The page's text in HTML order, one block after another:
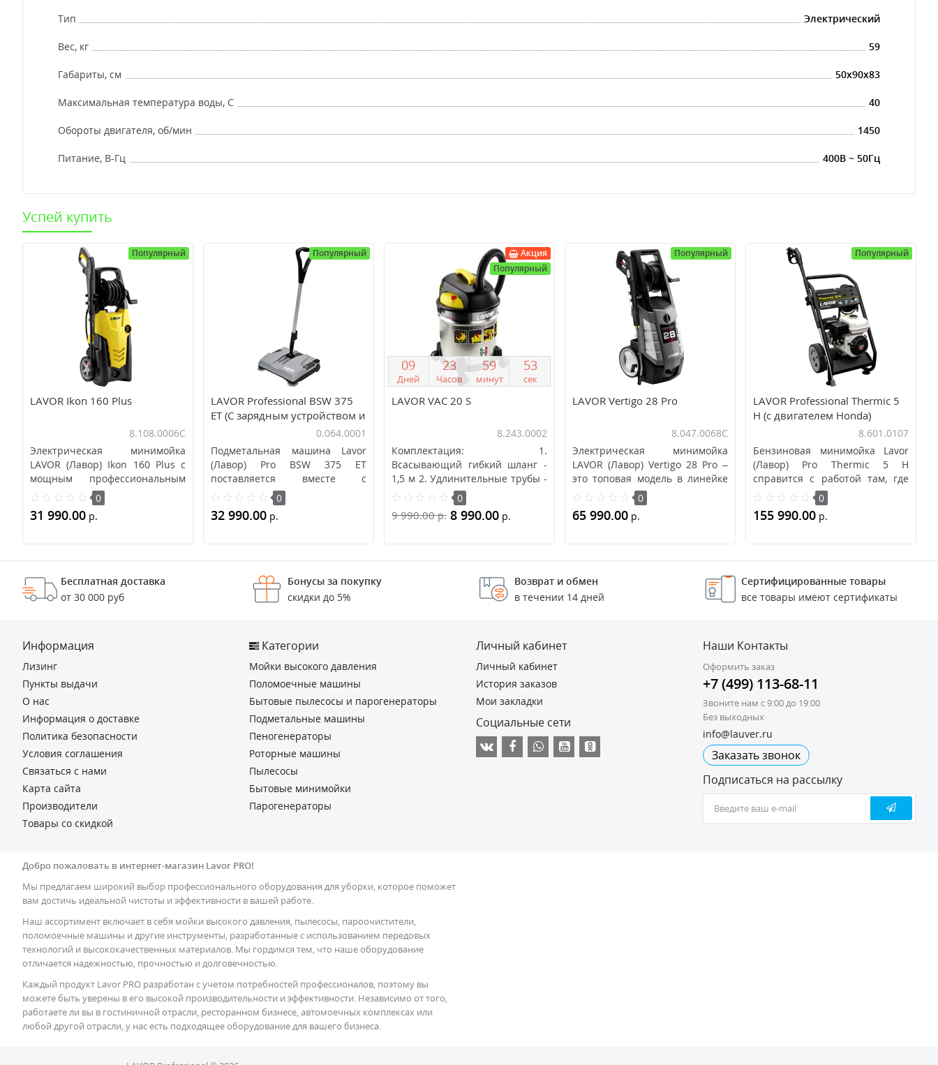
Тип Электрический
Вес, кг 59
Габариты, см 50x90x83
Максимальная температура воды, С 40
Обороты двигателя, об/мин 1450
Питание, В-Гц 400В ~ 50Гц
Успей купить
Популярный
LAVOR Ikon 160 Plus
8.108.0006C
Электрическая минимойка
LAVOR (Лавор) Ikon 160 Plus с
мощным профессиональным
индукционным дви..
0
31 990.00 р.
Популярный
LAVOR Professional BSW 375
ET (С зарядным устройством и
0.064.0001
Подметальная машина Lavor
(Лавор) Pro BSW 375 ET
поставляется вместе с
аккумулятором и зарядным
0
32 990.00 р.
Акция
Популярный
09
Дней
23
Часов
59
минут
53
сек
LAVOR VAC 20 S
8.243.0002
Комплектация: 1.
Всасывающий гибкий шланг -
1,5 м 2. Удлинительные трубы -
2 шт. х 0,45 м 3. Универ..
0
9 990.00р. 8 990.00 р.
Популярный
LAVOR Vertigo 28 Pro
8.047.0068C
Электрическая минимойка
LAVOR (Лавор) Vertigo 28 Pro –
это топовая модель в линейке
бытовых моек ко..
0
65 990.00 р.
Популярный
LAVOR Professional Thermic 5
H (с двигателем Honda)
8.601.0107
Бензиновая минимойка Lavor
(Лавор) Pro Thermic 5 H
справится с работой там, где
недоступно подключе..
0
155 990.00 р.
Бесплатная доставка
от 30 000 руб
Бонусы за покупку
скидки до 5%
Возврат и обмен
в течении 14 дней
Сертифицированные товары
все товары имеют сертификаты
Информация
Лизинг
Пункты выдачи
О нас
Информация о доставке
Политика безопасности
Условия соглашения
Связаться с нами
Карта сайта
Производители
Товары со скидкой
Категории
Мойки высокого давления
Поломоечные машины
Бытовые пылесосы и парогенераторы
Подметальные машины
Пеногенераторы
Роторные машины
Пылесосы
Бытовые минимойки
Парогенераторы
Личный кабинет
Личный кабинет
История заказов
Мои закладки
Социальные сети
Наши Контакты
Оформить заказ
+7 (499) 113-68-11
Звоните нам с 9:00 до 19:00
Без выходных
info@lauver.ru
Заказать звонок
Подписаться на рассылку
Добро пожаловать в интернет-магазин Lavor PRO!
Мы предлагаем широкий выбор профессионального оборудования для уборки, которое поможет
вам достичь идеальной чистоты и эффективности в вашей работе.
Наш ассортимент включает в себя мойки высокого давления, пылесосы, пароочистители,
поломоечные машины и другие инструменты, разработанные с использованием передовых
технологий и высококачественных материалов. Мы гордимся тем, что наше оборудование
отличается надежностью, прочностью и долговечностью.
Каждый продукт Lavor PRO разработан с учетом потребностей профессионалов, поэтому вы
можете быть уверены в его высокой производительности и эффективности. Независимо от того,
работаете ли вы в гостиничной отрасли, ресторанном бизнесе, автомоечных комплексах или
любой другой отрасли, у нас есть подходящее оборудование для вашего бизнеса.